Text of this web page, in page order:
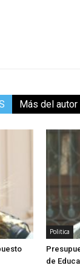
Más del autor
Politica
de